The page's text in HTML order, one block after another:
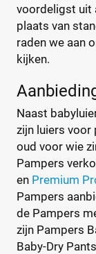
Urine-indicator
Geslacht
Jongen
Jongen en
Winkel
voordeligst uit
plaats van
raden we aan
kijken.
Naast
zijn luiers voor
oud voor wie
Pampers
en Premium
Pampers
de Pampers
zijn Pampers
Baby-Dry